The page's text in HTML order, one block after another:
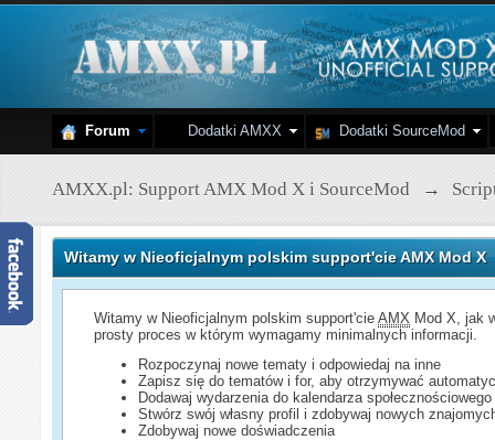
Forum Dodatki AMXX Dodatki SourceMod
AMXX.pl: Support AMX Mod X i SourceMod →
Witamy w Nieoficjalnym polskim support'cie AMX Mod X
Witamy w Nieoficjalnym polskim support'cieAMX Mod X, jak
prosty proces w którym wymagamy minimalnych informacji.
Rozpoczynaj nowe tematy i odpowiedaj na inne
Zapisz się do tematów i for, aby otrzymywać
Dodawaj wydarzenia do kalendarza społecznościowego
Stwórz swój własny profil i zdobywaj nowych
Zdobywaj nowe doświadczenia